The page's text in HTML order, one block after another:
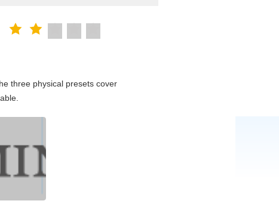
three physical presets cover